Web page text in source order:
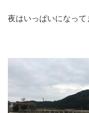
夜はいっぱいになって